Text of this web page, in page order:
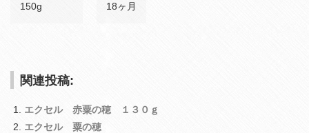
150g 18ヶ月
関連投稿:
エクセル 赤粟の穂 １３０ｇ
エクセル 粟の穂